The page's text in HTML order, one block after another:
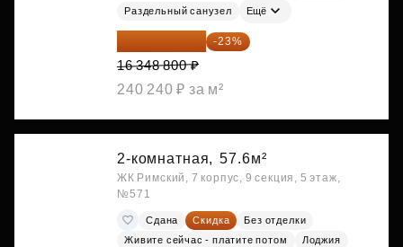
Раздельный санузел Ещё
12 588 576 ₽ -23%
16 348 800 ₽
240 240 ₽ за м²
2-комнатная, 57.6м²
ЖК Римский, 7 корпус, 9 секция, 5 этаж,
№571
Сдана Скидка
Без отделки
Живите сейчас - платите потом
Лоджия